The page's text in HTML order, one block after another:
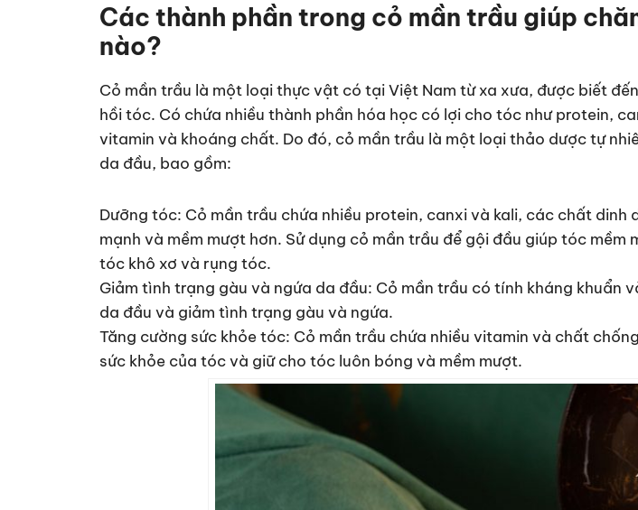
Các thành phần trong cỏ mần trầu giúp
nào?
Cỏ mần trầu là một loại thực vật có tại Việt Nam từ xa xưa, được biết
hồi tóc. Có chứa nhiều thành phần hóa học có lợi cho tóc như protein,
vitamin và khoáng chất. Do đó, cỏ mần trầu là một loại thảo dược tự
da đầu, bao gồm:
Dưỡng tóc: Cỏ mần trầu chứa nhiều protein, canxi và kali, các chất dinh
mạnh và mềm mượt hơn. Sử dụng cỏ mần trầu để gội đầu giúp tóc mềm
tóc khô xơ và rụng tóc.
Giảm tình trạng gàu và ngứa da đầu: Cỏ mần trầu có tính kháng khuẩn
da đầu và giảm tình trạng gàu và ngứa.
Tăng cường sức khỏe tóc: Cỏ mần trầu chứa nhiều vitamin và chất
sức khỏe của tóc và giữ cho tóc luôn bóng và mềm mượt.